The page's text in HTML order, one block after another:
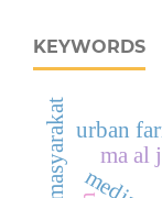
KEYWORDS
ma al
urban